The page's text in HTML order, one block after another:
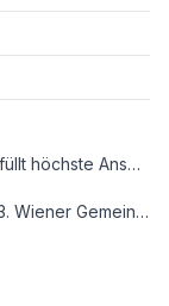
Diese außergewöhnliche Gartenresidenz erfüllt höchste Ansprüche an Wohnqualität, Design und Lebensgefühl.
– ein wahres Refugium für Menschen, die Ruhe, Privatsphäre und stilvolles Wohnen schätzen.